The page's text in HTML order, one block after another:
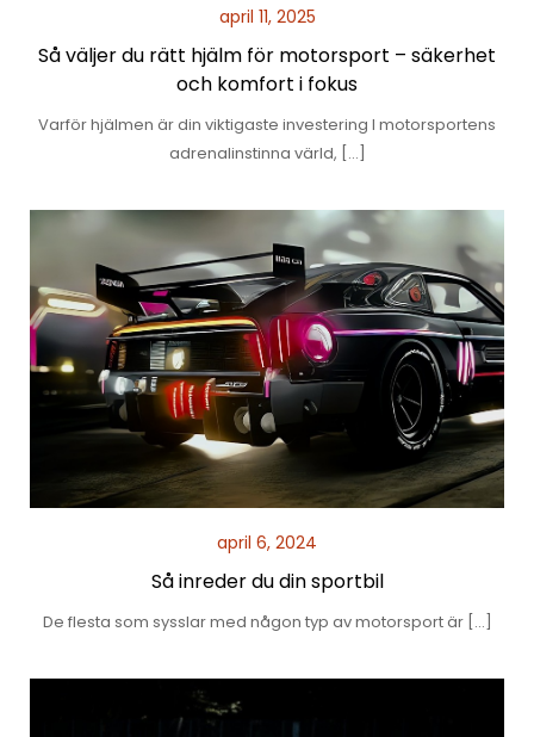
april 11, 2025
Så väljer du rätt hjälm för motorsport – säkerhet
och komfort i fokus
Varför hjälmen är din viktigaste investering I motorsportens
adrenalinstinna värld, […]
april 6, 2024
Så inreder du din sportbil
De flesta som sysslar med någon typ av motorsport är […]